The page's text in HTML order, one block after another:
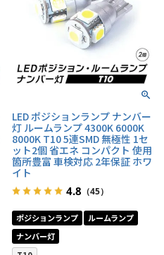
LED ポジションランプ ナンバー
灯 ルームランプ 4300K 6000K
8000K T10 5連SMD 無極性 1セ
ット2個 省エネ コンパクト 使用
箇所豊富 車検対応 2年保証 ホワ
イト
4.8 （45）
ポジションランプ
ルームランプ
ナンバー灯